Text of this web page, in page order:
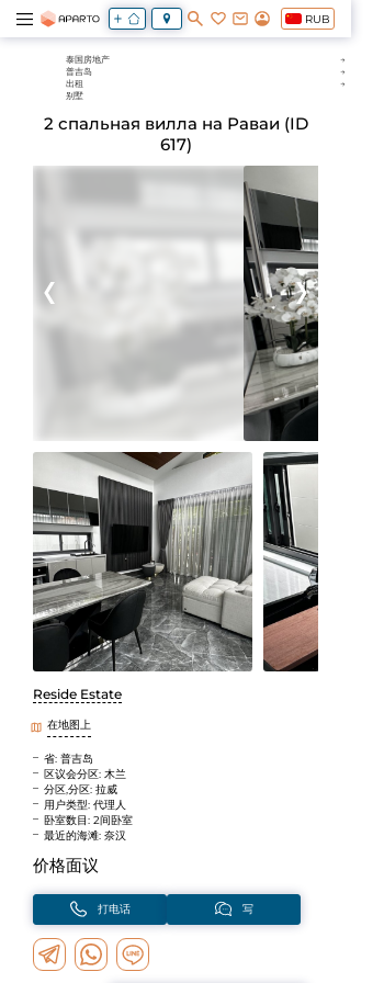
RUB
泰国房地产
普吉岛
出租
别墅
2 спальная вилла на Раваи (ID
617)
Reside Estate
在地图上
省: 普吉岛
区议会分区: 木兰
分区,分区: 拉威
用户类型: 代理人
卧室数目: 2间卧室
最近的海滩: 奈汉
价格面议
打电话 写